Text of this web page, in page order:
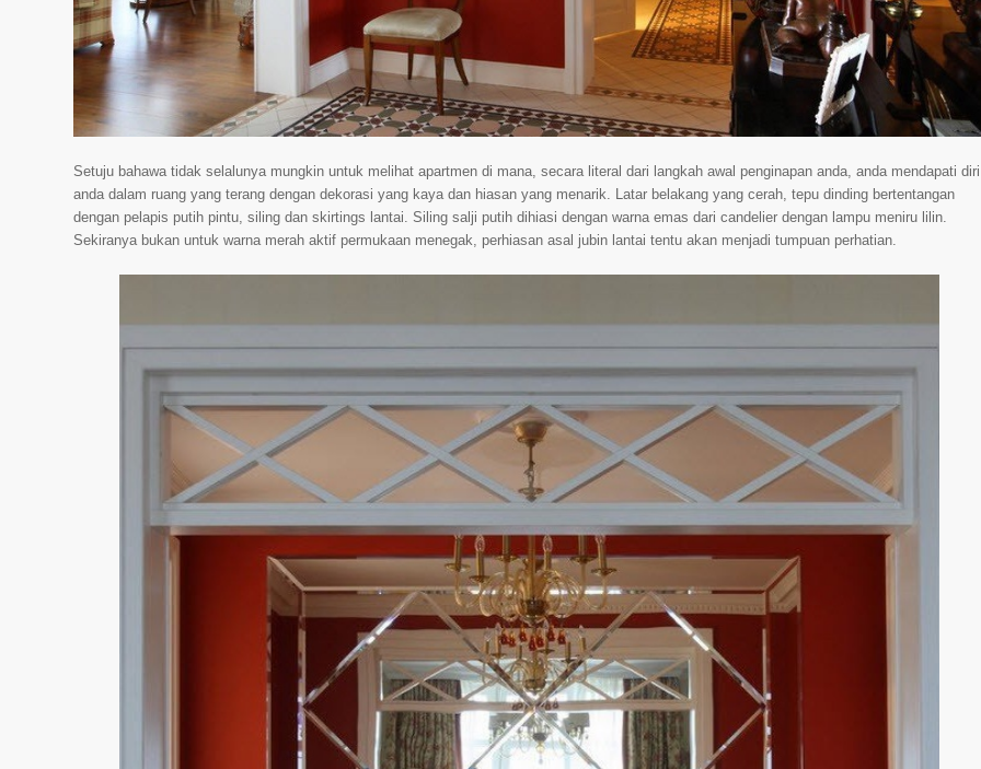
Setuju bahawa tidak selalunya mungkin untuk melihat apartmen di mana, secara literal dari langkah awal penginapan anda, anda mendapati diri
anda dalam ruang yang terang dengan dekorasi yang kaya dan hiasan yang menarik. Latar belakang yang cerah, tepu dinding bertentangan
dengan pelapis putih pintu, siling dan skirtings lantai. Siling salji putih dihiasi dengan warna emas dari candelier dengan lampu meniru lilin.
Sekiranya bukan untuk warna merah aktif permukaan menegak, perhiasan asal jubin lantai tentu akan menjadi tumpuan perhatian.